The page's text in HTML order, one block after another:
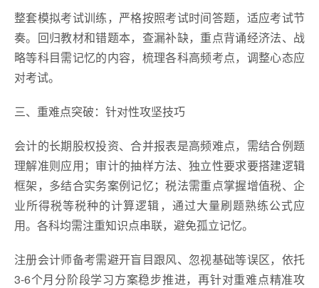
整套模拟考试训练，严格按照考试时间答题，适应考试节
奏。回归教材和错题本，查漏补缺，重点背诵经济法、战
略等科目需记忆的内容，梳理各科高频考点，调整心态应
对考试。
三、重难点突破：针对性攻坚技巧
会计的长期股权投资、合并报表是高频难点，需结合例题
理解准则应用；审计的抽样方法、独立性要求要搭建逻辑
框架，多结合实务案例记忆；税法需重点掌握增值税、企
业所得税等税种的计算逻辑，通过大量刷题熟练公式应
用。各科均需注重知识点串联，避免孤立记忆。
注册会计师备考需避开盲目跟风、忽视基础等误区，依托
3-6个月分阶段学习方案稳步推进，再针对重难点精准攻